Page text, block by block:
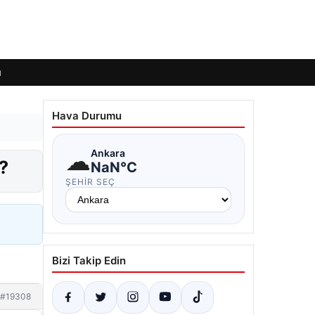
#19308
Hava Durumu
☁Ankara
NaN°C
ŞEHIR SEÇ
Bizi Takip Edin